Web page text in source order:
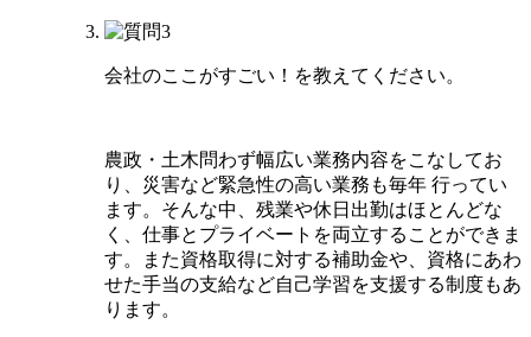
会社のここがすごい！を教えてください。
農政・土木問わず幅広い業務内容をこなしてお
り、災害など緊急性の高い業務も毎年 行ってい
ます。そんな中、残業や休日出勤はほとんどな
く、仕事とプライベートを両立することができま
す。また資格取得に対する補助金や、資格にあわ
せた手当の支給など自己学習を支援する制度もあ
ります。